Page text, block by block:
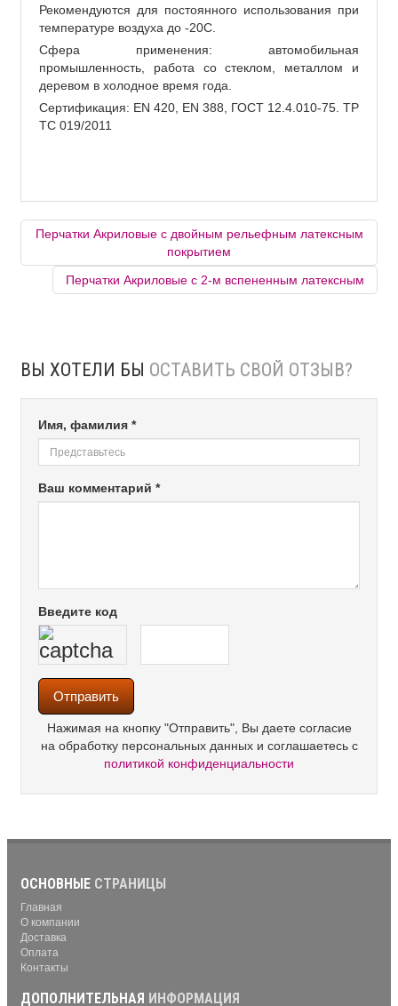
Рекомендуются для постоянного использования при
температуре воздуха до -20С.
Сфера применения: автомобильная
промышленность, работа со стеклом, металлом и
деревом в холодное время года.
Сертификация: EN 420, EN 388, ГОСТ 12.4.010-75. ТР
ТС 019/2011
Перчатки Акриловые с двойным рельефным латексным
покрытием
Перчатки Акриловые с 2-м вспененным латексным
ВЫ ХОТЕЛИ БЫ ОСТАВИТЬ СВОЙ ОТЗЫВ?
Имя, фамилия *
Ваш комментарий *
Введите код
Нажимая на кнопку "Отправить", Вы даете согласие
на обработку персональных данных и соглашаетесь с
политикой конфиденциальности
ОСНОВНЫЕ СТРАНИЦЫ
Главная
О компании
Доставка
Оплата
Контакты
ДОПОЛНИТЕЛЬНАЯ ИНФОРМАЦИЯ